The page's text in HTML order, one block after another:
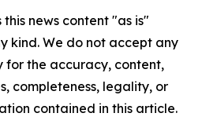
news content "as is"
kind. We do not accept any
for the accuracy, content,
completeness, legality, or
contained in this article.